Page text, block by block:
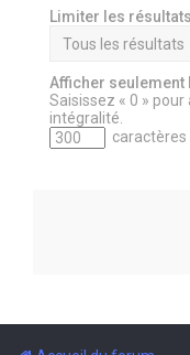
Limiter les
Afficher seulement
Saisissez « 0 »
intégralité.
caractères